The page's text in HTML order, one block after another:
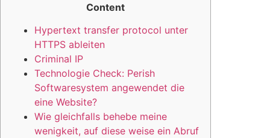
Content
Hypertext transfer protocol unter
HTTPS ableiten
Criminal IP
Technologie Check: Perish
Softwaresystem angewendet die
eine Website?
Wie gleichfalls behebe meine
wenigkeit, auf diese weise ein Abruf